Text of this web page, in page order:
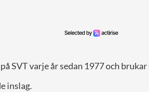
SVT varje år sedan 1977 och
inslag.